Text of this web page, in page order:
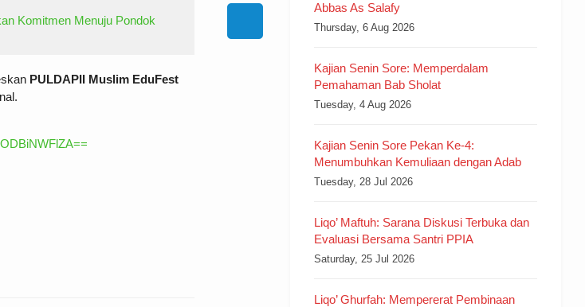
Komitmen Menuju Pondok
PULDAPII Muslim EduFest
Abbas As Salafy
Thursday, 6 Aug 2026
Kajian Senin Sore: Memperdalam
Pemahaman Bab Sholat
Tuesday, 4 Aug 2026
Kajian Senin Sore Pekan Ke-4:
Menumbuhkan Kemuliaan dengan Adab
Tuesday, 28 Jul 2026
Liqo’ Maftuh: Sarana Diskusi Terbuka dan
Evaluasi Bersama Santri PPIA
Saturday, 25 Jul 2026
Liqo’ Ghurfah: Mempererat Pembinaan